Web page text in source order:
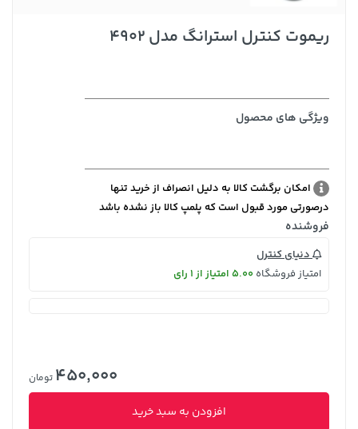
ریموت کنترل استرانگ مدل 4902
ویژگی های محصول
امکان برگشت کالا به دلیل انصراف از خرید تنها
درصورتی مورد قبول است که پلمپ کالا باز نشده باشد
فروشنده
دنیای کنترل
امتیاز فروشگاه 5.00 امتیاز از 1 رای
450,000 تومان
افزودن به سبد خرید